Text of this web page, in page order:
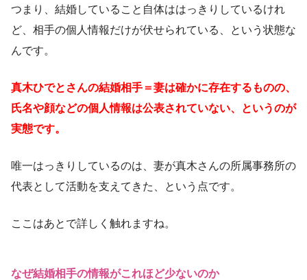
つまり、結婚していること自体ははっきりしているけれ
ど、相手の個人情報だけが伏せられている、という状態な
んです。
真木ひでとさんの結婚相手＝妻は確かに存在するものの、
氏名や顔などの個人情報は公表されていない、というのが
実態です。
唯一はっきりしているのは、妻が真木さんの所属事務所の
代表として活動を支えてきた、という点です。
ここはあとで詳しく触れますね。
なぜ結婚相手の情報がこれほど少ないのか